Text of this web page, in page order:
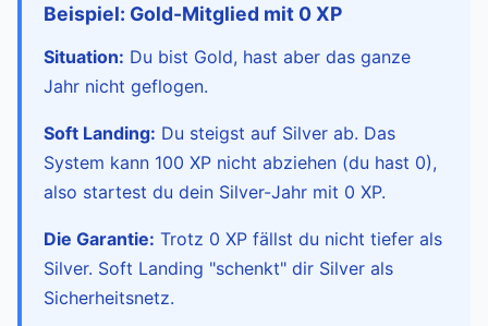
Beispiel: Gold-Mitglied mit 0 XP
Situation: Du bist Gold, hast aber das ganze
Jahr nicht geflogen.
Soft Landing: Du steigst auf Silver ab. Das
System kann 100 XP nicht abziehen (du hast 0),
also startest du dein Silver-Jahr mit 0 XP.
Die Garantie: Trotz 0 XP fällst du nicht tiefer als
Silver. Soft Landing "schenkt" dir Silver als
Sicherheitsnetz.